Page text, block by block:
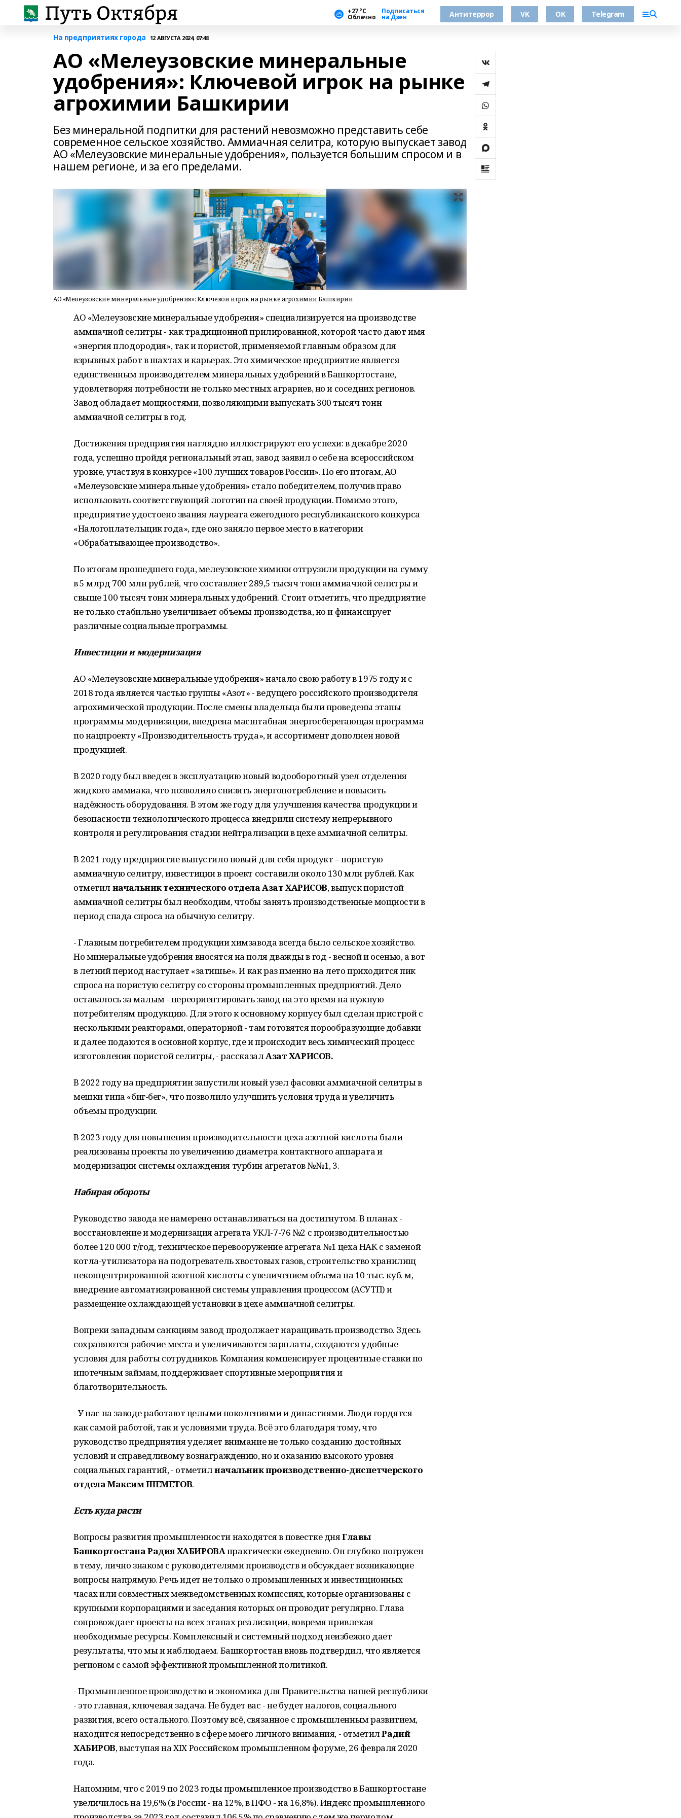
+27 °С
Облачно
Подписаться
на Дзен Антитеррор VK OK Telegram
На предприятиях города 12 АВГУСТА 2024, 07:48
АО «Мелеузовские минеральные
удобрения»: Ключевой игрок на рынке
агрохимии Башкирии
Без минеральной подпитки для растений невозможно представить себе
современное сельское хозяйство. Аммиачная селитра, которую выпускает завод
АО «Мелеузовские минеральные удобрения», пользуется большим спросом и в
нашем регионе, и за его пределами.
АО «Мелеузовские минеральные удобрения»: Ключевой игрок на рынке агрохимии Башкирии
АО «Мелеузовские минеральные удобрения» специализируется на производстве
аммиачной селитры - как традиционной прилированной, которой часто дают имя
«энергия плодородия», так и пористой, применяемой главным образом для
взрывных работ в шахтах и карьерах. Это химическое предприятие является
единственным производителем минеральных удобрений в Башкортостане,
удовлетворяя потребности не только местных аграриев, но и соседних регионов.
Завод обладает мощностями, позволяющими выпускать 300 тысяч тонн
аммиачной селитры в год.
Достижения предприятия наглядно иллюстрируют его успехи: в декабре 2020
года, успешно пройдя региональный этап, завод заявил о себе на всероссийском
уровне, участвуя в конкурсе «100 лучших товаров России». По его итогам, АО
«Мелеузовские минеральные удобрения» стало победителем, получив право
использовать соответствующий логотип на своей продукции. Помимо этого,
предприятие удостоено звания лауреата ежегодного республиканского конкурса
«Налогоплательщик года», где оно заняло первое место в категории
«Обрабатывающее производство».
По итогам прошедшего года, мелеузовские химики отгрузили продукции на сумму
в 5 млрд 700 млн рублей, что составляет 289,5 тысяч тонн аммиачной селитры и
свыше 100 тысяч тонн минеральных удобрений. Стоит отметить, что предприятие
не только стабильно увеличивает объемы производства, но и финансирует
различные социальные программы.
Инвестиции и модернизация
АО «Мелеузовские минеральные удобрения» начало свою работу в 1975 году и с
2018 года является частью группы «Азот» - ведущего российского производителя
агрохимической продукции. После смены владельца были проведены этапы
программы модернизации, внедрена масштабная энергосберегающая программа
по нацпроекту «Производительность труда», и ассортимент дополнен новой
продукцией.
В 2020 году был введен в эксплуатацию новый водооборотный узел отделения
жидкого аммиака, что позволило снизить энергопотребление и повысить
надёжность оборудования. В этом же году для улучшения качества продукции и
безопасности технологического процесса внедрили систему непрерывного
контроля и регулирования стадии нейтрализации в цехе аммиачной селитры.
В 2021 году предприятие выпустило новый для себя продукт – пористую
аммиачную селитру, инвестиции в проект составили около 130 млн рублей. Как
отметилначальник технического отдела Азат ХАРИСОВ, выпуск пористой
аммиачной селитры был необходим, чтобы занять производственные мощности в
период спада спроса на обычную селитру.
- Главным потребителем продукции химзавода всегда было сельское хозяйство.
Но минеральные удобрения вносятся на поля дважды в год - весной и осенью, а вот
в летний период наступает «затишье». И как раз именно на лето приходится пик
спроса на пористую селитру со стороны промышленных предприятий. Дело
оставалось за малым - переориентировать завод на это время на нужную
потребителям продукцию. Для этого к основному корпусу был сделан пристрой с
несколькими реакторами, операторной - там готовятся порообразующие добавки
и далее подаются в основной корпус, где и происходит весь химический процесс
изготовления пористой селитры, - рассказалАзат ХАРИСОВ.
В 2022 году на предприятии запустили новый узел фасовки аммиачной селитры в
мешки типа «биг-бег», что позволило улучшить условия труда и увеличить
объемы продукции.
В 2023 году для повышения производительности цеха азотной кислоты были
реализованы проекты по увеличению диаметра контактного аппарата и
модернизации системы охлаждения турбин агрегатов №№1, 3.
Набирая обороты
Руководство завода не намерено останавливаться на достигнутом. В планах -
восстановление и модернизация агрегата УКЛ-7-76 №2 с производительностью
более 120 000 т/год, техническое перевооружение агрегата №1 цеха НАК с заменой
котла-утилизатора на подогреватель хвостовых газов, строительство хранилищ
неконцентрированной азотной кислоты с увеличением объема на 10 тыс. куб. м,
внедрение автоматизированной системы управления процессом (АСУТП) и
размещение охлаждающей установки в цехе аммиачной селитры.
Вопреки западным санкциям завод продолжает наращивать производство. Здесь
сохраняются рабочие места и увеличиваются зарплаты, создаются удобные
условия для работы сотрудников. Компания компенсирует процентные ставки по
ипотечным займам, поддерживает спортивные мероприятия и
благотворительность.
- У нас на заводе работают целыми поколениями и династиями. Люди гордятся
как самой работой, так и условиями труда. Всё это благодаря тому, что
руководство предприятия уделяет внимание не только созданию достойных
условий и справедливому вознаграждению, но и оказанию высокого уровня
социальных гарантий, - отметилначальник производственно-диспетчерского
отдела Максим ШЕМЕТОВ.
Есть куда расти
Вопросы развития промышленности находятся в повестке дняГлавы
Башкортостана Радия ХАБИРОВАпрактически ежедневно. Он глубоко погружен
в тему, лично знаком с руководителями производств и обсуждает возникающие
вопросы напрямую. Речь идет не только о промышленных и инвестиционных
часах или совместных межведомственных комиссиях, которые организованы с
крупными корпорациями и заседания которых он проводит регулярно. Глава
сопровождает проекты на всех этапах реализации, вовремя привлекая
необходимые ресурсы. Комплексный и системный подход неизбежно дает
результаты, что мы и наблюдаем. Башкортостан вновь подтвердил, что является
регионом с самой эффективной промышленной политикой.
- Промышленное производство и экономика для Правительства нашей республики
- это главная, ключевая задача. Не будет вас - не будет налогов, социального
развития, всего остального. Поэтому всё, связанное с промышленным развитием,
находится непосредственно в сфере моего личного внимания, - отметилРадий
ХАБИРОВ, выступая на XIX Российском промышленном форуме, 26 февраля 2020
года.
Напомним, что с 2019 по 2023 годы промышленное производство в Башкортостане
увеличилось на 19,6% (в России - на 12%, в ПФО - на 16,8%). Индекс промышленного